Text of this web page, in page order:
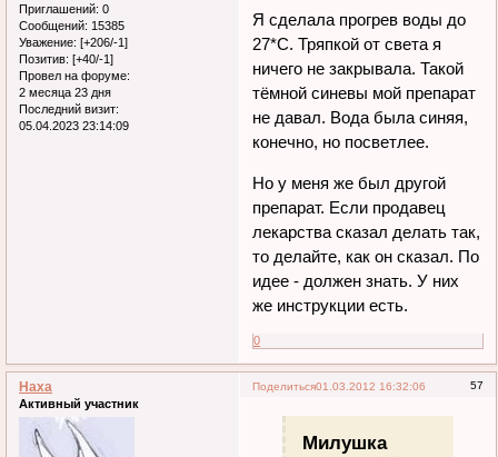
Приглашений: 0
Сообщений: 15385
Уважение: [+206/-1]
Позитив: [+40/-1]
Провел на форуме:
2 месяца 23 дня
Последний визит:
05.04.2023 23:14:09
Я сделала прогрев воды до
27*С. Тряпкой от света я
ничего не закрывала. Такой
тёмной синевы мой препарат
не давал. Вода была синяя,
конечно, но посветлее.
Но у меня же был другой
препарат. Если продавец
лекарства сказал делать так,
то делайте, как он сказал. По
идее - должен знать. У них
же инструкции есть.
0
Поделиться 57
01.03.2012 16:32:06
Наха
Активный участник
Милушка